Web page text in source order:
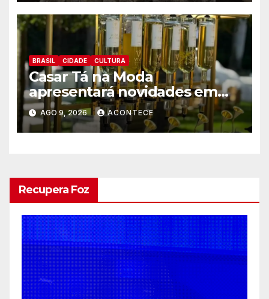
BRASIL CIDADE CULTURA
Casar Tá na Moda
apresentará novidades em
entretenimento para
casamentos e festas de
debutantes
AGO 9, 2026 ACONTECE
Recupera Foz